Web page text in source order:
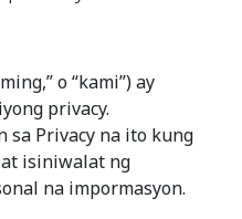
o “kami”) ay
privacy.
sa Privacy na ito kung
isiniwalat ng
na impormasyon.